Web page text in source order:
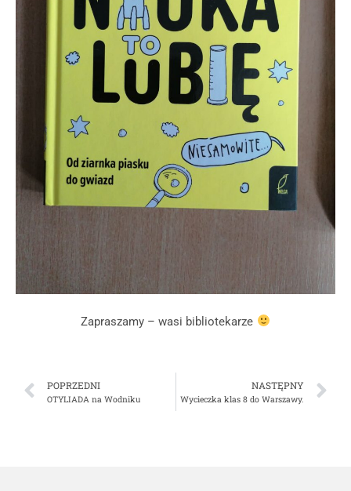
Zapraszamy – wasi bibliotekarze
POPRZEDNI
OTYLIADA na Wodniku
NASTĘPNY
Wycieczka klas 8 do Warszawy.